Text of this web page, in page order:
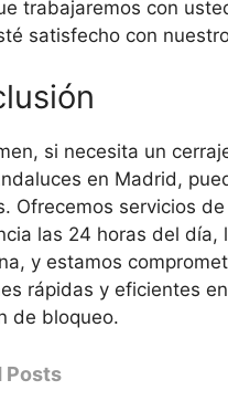
trabajaremos con
satisfecho con
si necesita un
en Madrid,
Ofrecemos servicios
las 24 horas del día,
y estamos
rápidas y eficientes
de bloqueo.
Posts